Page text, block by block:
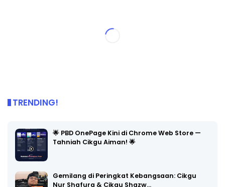
TRENDING!
🌟 PBD OnePage Kini di Chrome Web Store —
Tahniah Cikgu Aiman! 🌟
Gemilang di Peringkat Kebangsaan: Cikgu
Nur Shafura & Cikgu Shazw…